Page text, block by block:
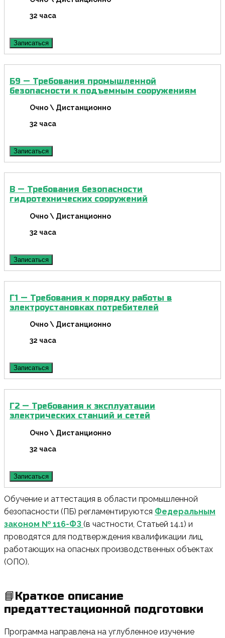
32 часа
Записаться
Б9 — Требования промышленной
безопасности к подъемным сооружениям
Очно \ Дистанционно
32 часа
Записаться
В — Требования безопасности
гидротехнических сооружений
Очно \ Дистанционно
32 часа
Записаться
Г1 — Требования к порядку работы в
электроустановках потребителей
Очно \ Дистанционно
32 часа
Записаться
Г2 — Требования к эксплуатации
электрических станций и сетей
Очно \ Дистанционно
32 часа
Записаться
Обучение и аттестация в области промышленной
безопасности (ПБ) регламентируются Федеральным
законом № 116-ФЗ (в частности, Статьей 14.1 ) и
проводятся для подтверждения квалификации лиц,
работающих на опасных производственных объектах
(ОПО).
📘Краткое описание
предаттестационной подготовки
Программа направлена на углубленное изучение